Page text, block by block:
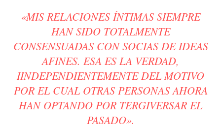
«MIS RELACIONES ÍNTIMAS SIEMPRE
HAN SIDO TOTALMENTE
CONSENSUADAS CON SOCIAS DE IDEAS
AFINES. ESA ES LA VERDAD,
IINDEPENDIENTEMENTE DEL MOTIVO
POR EL CUAL OTRAS PERSONAS AHORA
HAN OPTANDO POR TERGIVERSAR EL
PASADO».